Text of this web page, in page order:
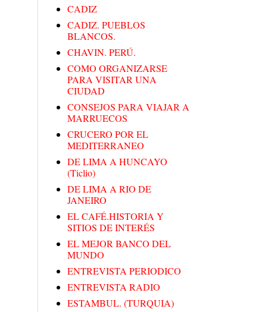
CADIZ
CADIZ. PUEBLOS
BLANCOS.
CHAVIN. PERÚ.
COMO ORGANIZARSE
PARA VISITAR UNA
CIUDAD
CONSEJOS PARA VIAJAR A
MARRUECOS
CRUCERO POR EL
MEDITERRANEO
DE LIMA A HUNCAYO
(Ticlio)
DE LIMA A RIO DE
JANEIRO
EL CAFÉ.HISTORIA Y
SITIOS DE INTERÉS
EL MEJOR BANCO DEL
MUNDO
ENTREVISTA PERIODICO
ENTREVISTA RADIO
ESTAMBUL. (TURQUIA)